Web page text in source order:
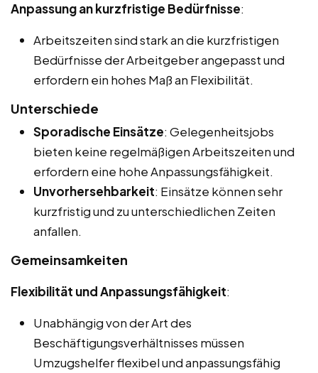
Anpassung an kurzfristige Bedürfnisse:
Arbeitszeiten sind stark an die kurzfristigen
Bedürfnisse der Arbeitgeber angepasst und
erfordern ein hohes Maß an Flexibilität.
Unterschiede
Sporadische Einsätze: Gelegenheitsjobs
bieten keine regelmäßigen Arbeitszeiten und
erfordern eine hohe Anpassungsfähigkeit.
Unvorhersehbarkeit: Einsätze können sehr
kurzfristig und zu unterschiedlichen Zeiten
anfallen.
Gemeinsamkeiten
Flexibilität und Anpassungsfähigkeit:
Unabhängig von der Art des
Beschäftigungsverhältnisses müssen
Umzugshelfer flexibel und anpassungsfähig